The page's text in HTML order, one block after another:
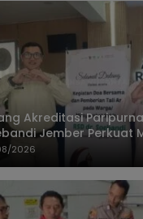
Akreditasi
Jember Perkuat
Terus
2026